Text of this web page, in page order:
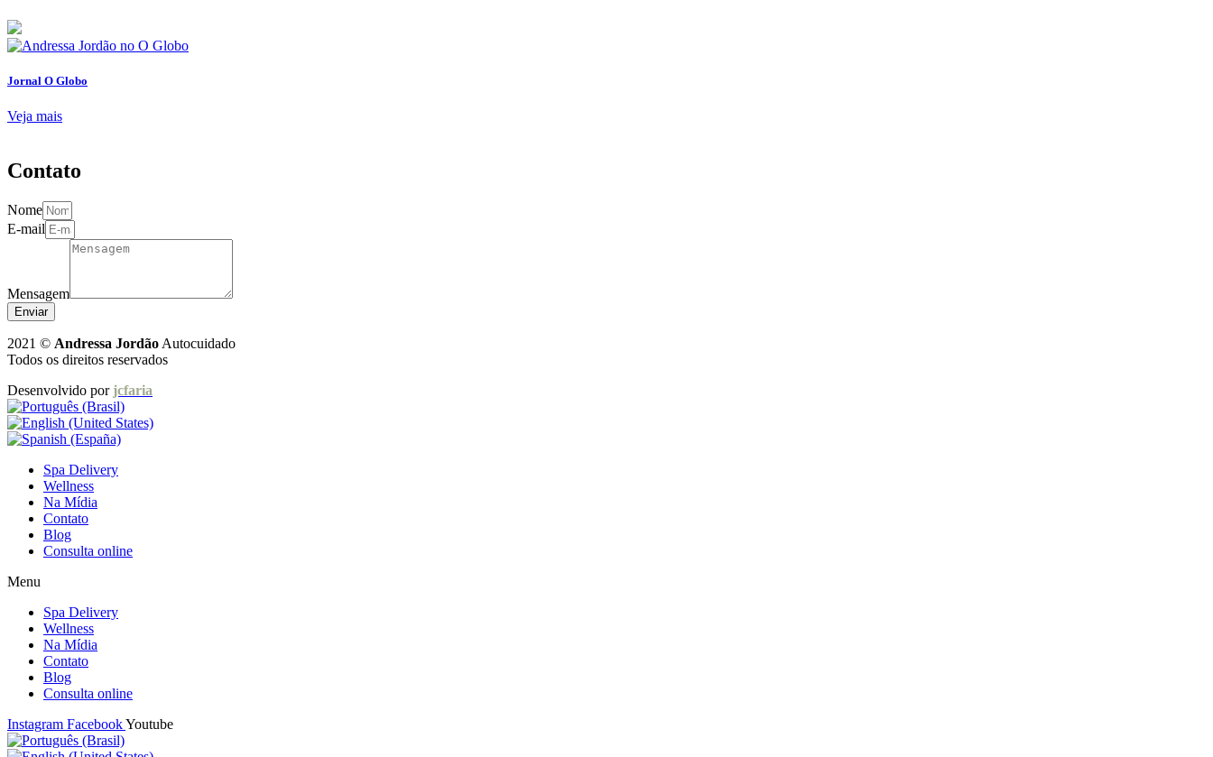
Jornal O Globo
Veja mais
Contato
Nome
E-mail
Mensagem
Enviar
2021 © Andressa Jordão Autocuidado
Todos os direitos reservados
Desenvolvido por jcfaria
Spa Delivery
Wellness
Na Mídia
Contato
Blog
Consulta online
Menu
Spa Delivery
Wellness
Na Mídia
Contato
Blog
Consulta online
Instagram FacebookYoutube